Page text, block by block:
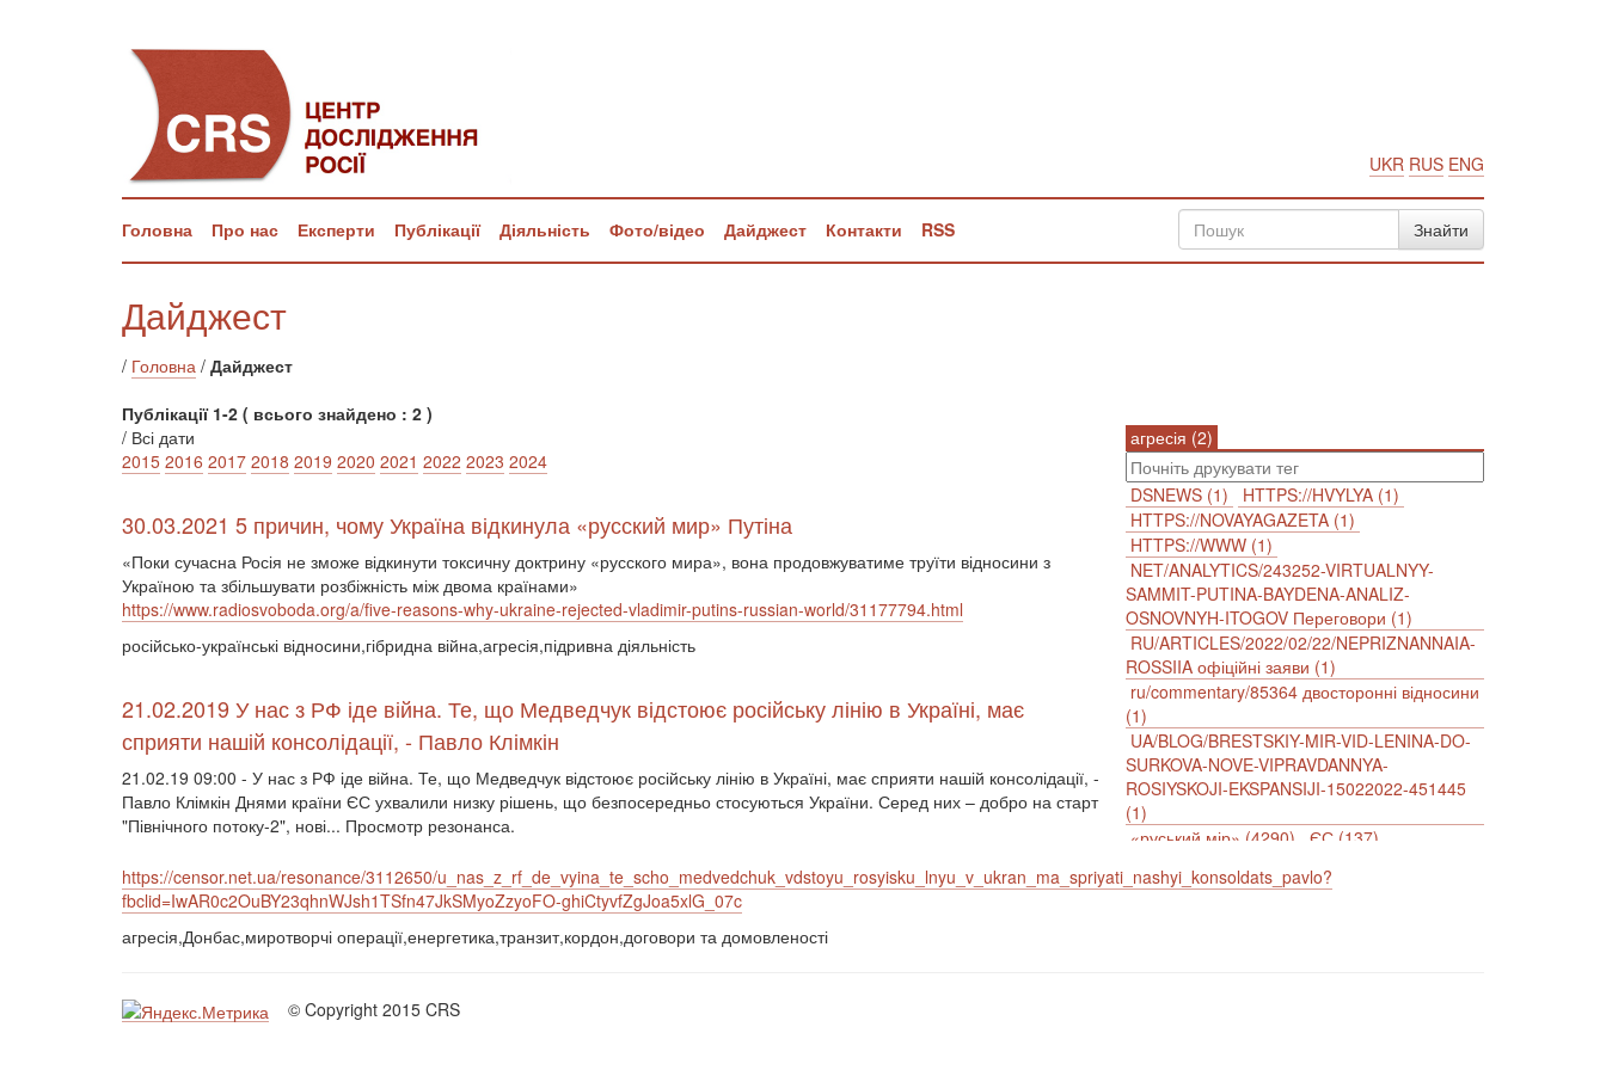
UKR RUS ENG
Головна Про нас Експерти Публікації Діяльність Фото/відео Дайджест Контакти RSS
Дайджест
/ Головна / Дайджест
Публікації 1-2 ( всього знайдено : 2 )
агресія (2)
DSNEWS (1)
HTTPS://HVYLYA (1)
HTTPS://NOVAYAGAZETA (1)
HTTPS://WWW (1)
NET/ANALYTICS/243252-VIRTUALNYY-
SAMMIT-PUTINA-BAYDENA-ANALIZ-
OSNOVNYH-ITOGOV Переговори (1)
RU/ARTICLES/2022/02/22/NEPRIZNANNAIA-
ROSSIIA офіційні заяви (1)
ru/commentary/85364 двосторонні відносини
(1)
UA/BLOG/BRESTSKIY-MIR-VID-LENINA-DO-
SURKOVA-NOVE-VIPRAVDANNYA-
ROSIYSKOJI-EKSPANSIJI-15022022-451445
(1)
«руський мір» (4290)
ЄС (137)
інформаційна війна (3847)
/ Всі дати
2015 2016 2017 2018 2019 2020 2021 2022 2023 2024
30.03.2021 5 причин, чому Україна відкинула «русский мир» Путіна
«Поки сучасна Росія не зможе відкинути токсичну доктрину «русского мира», вона продовжуватиме труїти відносини з
Україною та збільшувати розбіжність між двома країнами»
https://www.radiosvoboda.org/a/five-reasons-why-ukraine-rejected-vladimir-putins-russian-world/31177794.html
російсько-українські відносини,гібридна війна,агресія,підривна діяльність
21.02.2019 У нас з РФ іде війна. Те, що Медведчук відстоює російську лінію в Україні, має
сприяти нашій консолідації, - Павло Клімкін
21.02.19 09:00 - У нас з РФ іде війна. Те, що Медведчук відстоює російську лінію в Україні, має сприяти нашій консолідації, -
Павло Клімкін Днями країни ЄС ухвалили низку рішень, що безпосередньо стосуються України. Серед них – добро на старт
"Північного потоку-2", нові... Просмотр резонанса.
https://censor.net.ua/resonance/3112650/u_nas_z_rf_de_vyina_te_scho_medvedchuk_vdstoyu_rosyisku_lnyu_v_ukran_ma_spriyati_nashyi_konsoldats_pavlo?
fbclid=IwAR0c2OuBY23qhnWJsh1TSfn47JkSMyoZzyoFO-ghiCtyvfZgJoa5xlG_07c
агресія,Донбас,миротворчі операції,енергетика,транзит,кордон,договори та домовленості
© Copyright 2015 CRS